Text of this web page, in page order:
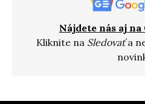
Nájdete nás aj na
Kliknite na Sledovaťa